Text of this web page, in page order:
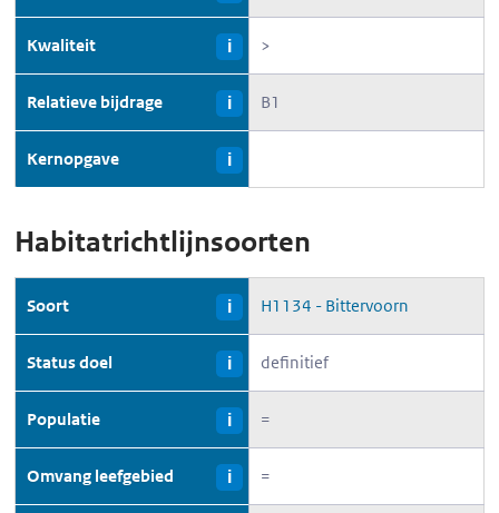
Kwaliteit i >
Relatieve bijdrage i B1
Kernopgave i
Habitatrichtlijnsoorten
Soort i H1134 - Bittervoorn
Status doel i definitief
Populatie i =
Omvang leefgebied i =